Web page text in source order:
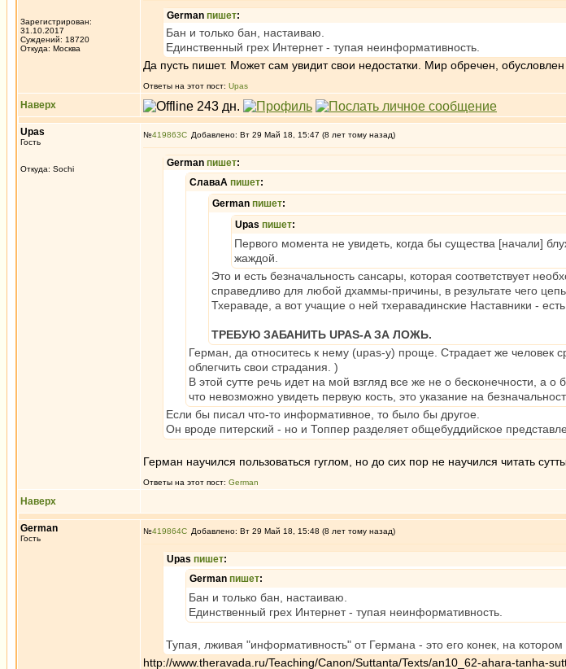
Зарегистрирован:
31.10.2017
Суждений: 18720
Откуда: Москва
German пишет:
Бан и только бан, настаиваю.
Единственный грех Интернет - тупая неинформативность.
Да пусть пишет. Может сам увидит свои недостатки. Мир обречен, обусловлен
Ответы на этот пост: Upas
Наверх
Upas
Гость
Откуда: Sochi
№419863 Добавлено: Вт 29 Май 18, 15:47 (8 лет тому назад)
German пишет:
СлаваА пишет:
German пишет:
Upas пишет:
Первого момента не увидеть, когда бы существа [начали]
жаждой.
Это и есть безначальность сансары, которая соответствует
справедливо для любой дхаммы-причины, в результате чего
Тхераваде, а вот учащие о ней тхеравадинские Наставники - есть.
ТРЕБУЮ ЗАБАНИТЬ UPAS-A ЗА ЛОЖЬ.
Герман, да относитесь к нему (upas-у) проще. Страдает же человек
облегчить свои страдания. )
В этой сутте речь идет на мой взгляд все же не о бесконечности, а
что невозможно увидеть первую кость, это указание на
Если бы писал что-то информативное, то было бы другое.
Он вроде питерский - но и Топпер разделяет общебуддийское
Герман научился пользоваться гуглом, но до сих пор не научился читать
Ответы на этот пост: German
Наверх
German
Гость
№419864 Добавлено: Вт 29 Май 18, 15:48 (8 лет тому назад)
Upas пишет:
German пишет:
Бан и только бан, настаиваю.
Единственный грех Интернет - тупая неинформативность.
Тупая, лживая "информативность" от Германа - это его конек, на
http://www.theravada.ru/Teaching/Canon/Suttanta/Texts/an10_62-ahara-tanha-